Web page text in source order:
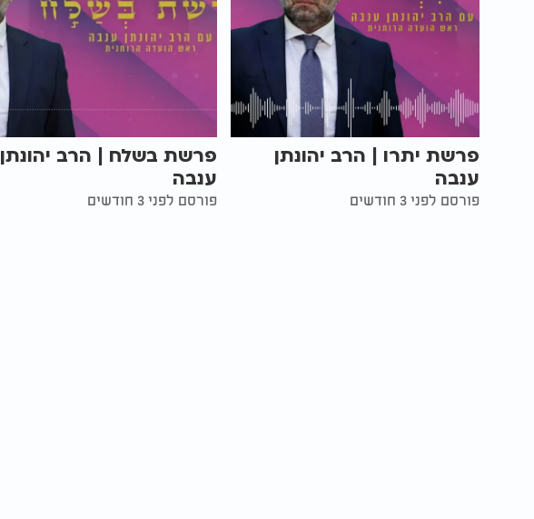
פרשת יתרו | הרב יהונתן
ענבה
פורסם לפני 3 חודשים
פרשת בשלח | הרב יהונתן
ענבה
פורסם לפני 3 חודשים